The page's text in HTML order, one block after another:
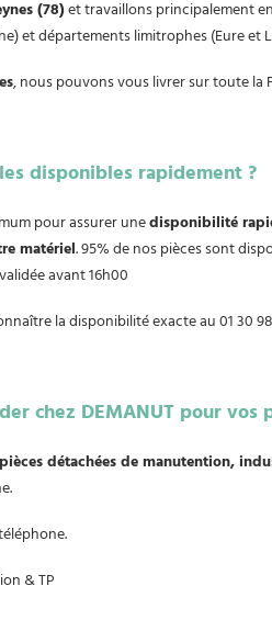
(78)et travaillons principalement
et départements limitrophes (Eure et
, nous pouvons vous livrer sur toute la
disponibles rapidement ?
pour assurer unedisponibilité
matériel. 95% de nos pièces sont
avant 16h00
la disponibilité exacte au 01 30
chez DEMANUT pour vos
pièces détachées de manutention,
& TP